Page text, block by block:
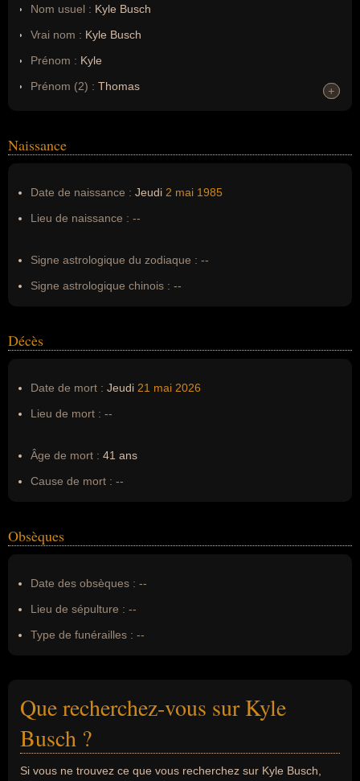
Nom usuel : Kyle Busch
Vrai nom : Kyle Busch
Prénom : Kyle
Prénom (2) : Thomas
Erreurs d'écriture : --
+
+
Naissance
Date de naissance : Jeudi 2 mai 1985
Lieu de naissance : --
Signe astrologique du zodiaque : --
Signe astrologique chinois : --
Décès
Date de mort : Jeudi 21 mai 2026
Lieu de mort : --
Âge de mort : 41 ans
Cause de mort : --
Obsèques
Date des obsèques : --
Lieu de sépulture : --
Type de funérailles : --
Que recherchez-vous sur Kyle
Busch ?
Si vous ne trouvez ce que vous recherchez sur Kyle Busch,